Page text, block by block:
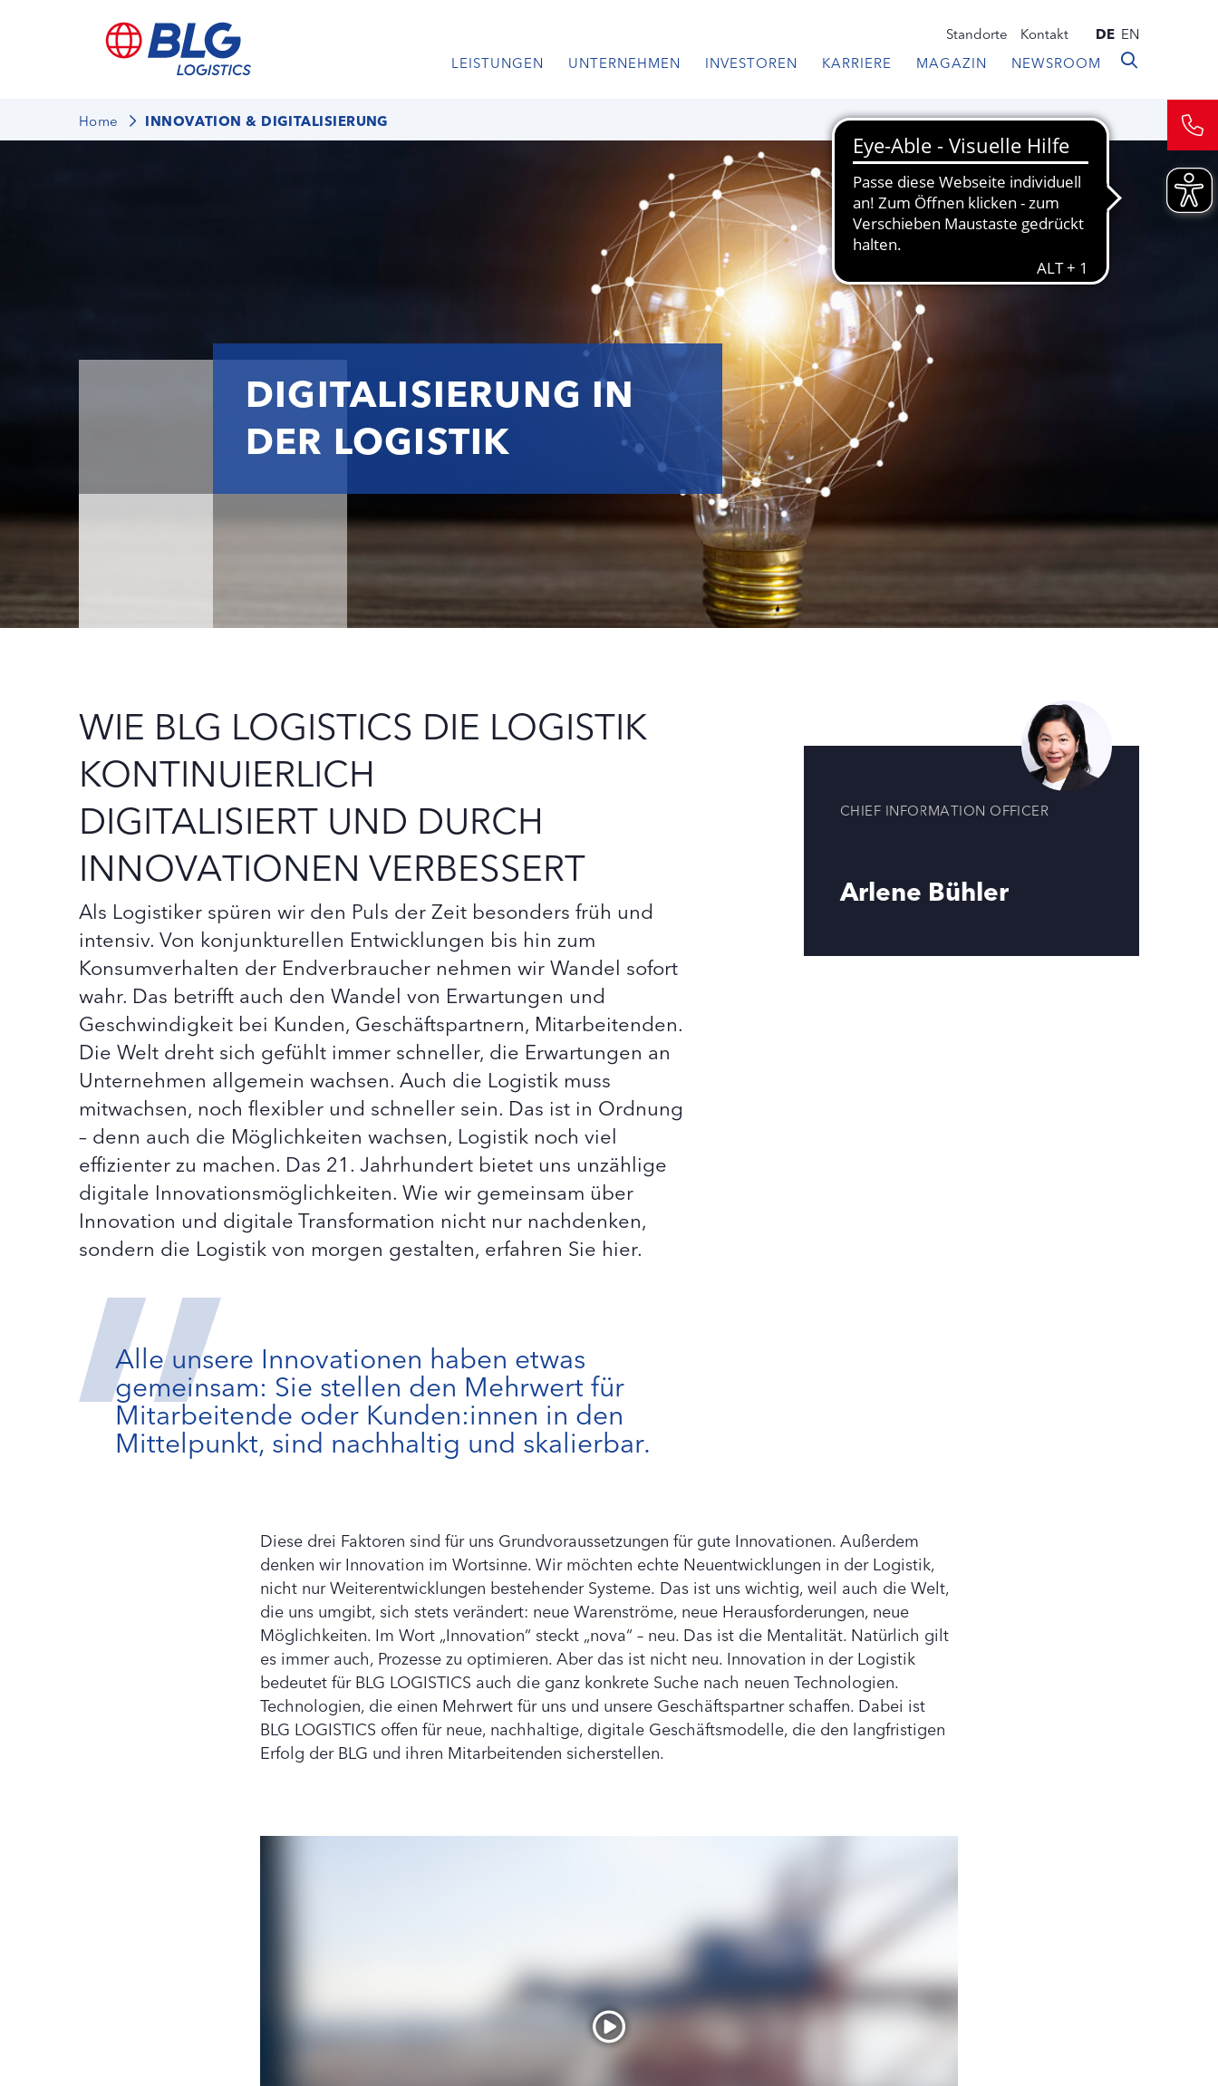
Standorte Kontakt DE EN
LEISTUNGEN
UNTERNEHMEN INVESTOREN KARRIERE MAGAZIN NEWSROOM
Home INNOVATION & DIGITALISIERUNG
DIGITALISIERUNG IN
DER LOGISTIK
WIE BLG LOGISTICS DIE LOGISTIK
KONTINUIERLICH
DIGITALISIERT UND DURCH
INNOVATIONEN VERBESSERT
Als Logistiker spüren wir den Puls der Zeit besonders früh und
intensiv. Von konjunkturellen Entwicklungen bis hin zum
Konsumverhalten der Endverbraucher nehmen wir Wandel sofort
wahr. Das betrifft auch den Wandel von Erwartungen und
Geschwindigkeit bei Kunden, Geschäftspartnern, Mitarbeitenden.
Die Welt dreht sich gefühlt immer schneller, die Erwartungen an
Unternehmen allgemein wachsen. Auch die Logistik muss
mitwachsen, noch flexibler und schneller sein. Das ist in Ordnung
– denn auch die Möglichkeiten wachsen, Logistik noch viel
effizienter zu machen. Das 21. Jahrhundert bietet uns unzählige
digitale Innovationsmöglichkeiten. Wie wir gemeinsam über
Innovation und digitale Transformation nicht nur nachdenken,
sondern die Logistik von morgen gestalten, erfahren Sie hier.
Alle unsere Innovationen haben etwas
gemeinsam: Sie stellen den Mehrwert für
Mitarbeitende oder Kunden:innen in den
Mittelpunkt, sind nachhaltig und skalierbar.
CHIEF INFORMATION OFFICER
Arlene Bühler
Diese drei Faktoren sind für uns Grundvoraussetzungen für gute Innovationen. Außerdem
denken wir Innovation im Wortsinne. Wir möchten echte Neuentwicklungen in der Logistik,
nicht nur Weiterentwicklungen bestehender Systeme. Das ist uns wichtig, weil auch die Welt,
die uns umgibt, sich stets verändert: neue Warenströme, neue Herausforderungen, neue
Möglichkeiten. Im Wort „Innovation“ steckt „nova“ – neu. Das ist die Mentalität. Natürlich gilt
es immer auch, Prozesse zu optimieren. Aber das ist nicht neu. Innovation in der Logistik
bedeutet für BLG LOGISTICS auch die ganz konkrete Suche nach neuen Technologien.
Technologien, die einen Mehrwert für uns und unsere Geschäftspartner schaffen. Dabei ist
BLG LOGISTICS offen für neue, nachhaltige, digitale Geschäftsmodelle, die den langfristigen
Erfolg der BLG und ihren Mitarbeitenden sicherstellen.